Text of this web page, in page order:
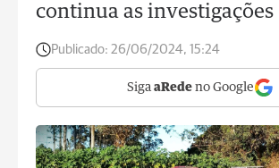
continua as investigações
Publicado: 26/06/2024, 15:24
Siga aRede no Google